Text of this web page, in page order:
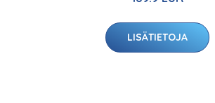
LISÄTIETOJA